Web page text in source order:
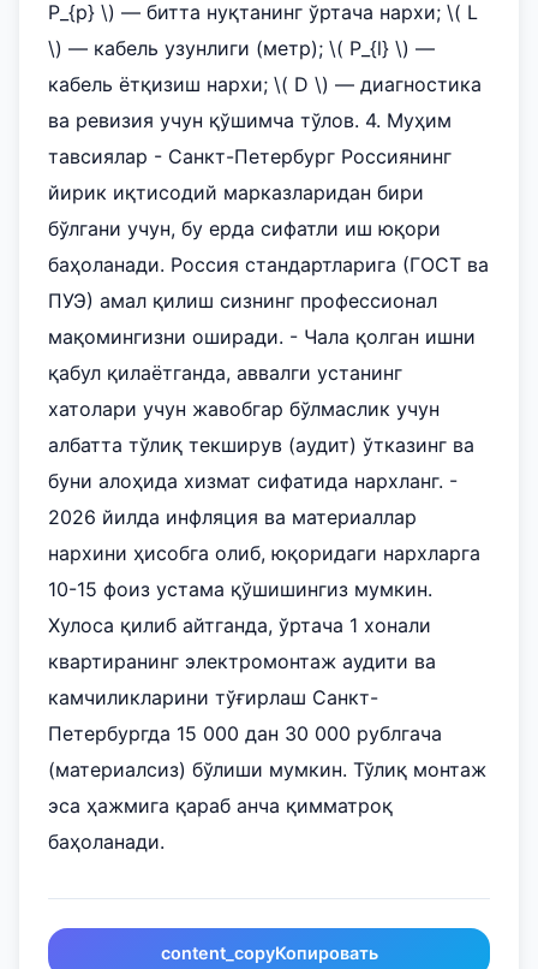
P_{p} \) — битта нуқтанинг ўртача нархи; \( L
\) — кабель узунлиги (метр); \( P_{l} \) —
кабель ётқизиш нархи; \( D \) — диагностика
ва ревизия учун қўшимча тўлов. 4. Муҳим
тавсиялар - Санкт-Петербург Россиянинг
йирик иқтисодий марказларидан бири
бўлгани учун, бу ерда сифатли иш юқори
баҳоланади. Россия стандартларига (ГОСТ ва
ПУЭ) амал қилиш сизнинг профессионал
мақомингизни оширади. - Чала қолган ишни
қабул қилаётганда, аввалги устанинг
хатолари учун жавобгар бўлмаслик учун
албатта тўлиқ текширув (аудит) ўтказинг ва
буни алоҳида хизмат сифатида нархланг. -
2026 йилда инфляция ва материаллар
нархини ҳисобга олиб, юқоридаги нархларга
10-15 фоиз устама қўшишингиз мумкин.
Хулоса қилиб айтганда, ўртача 1 хонали
квартиранинг электромонтаж аудити ва
камчиликларини тўғирлаш Санкт-
Петербургда 15 000 дан 30 000 рублгача
(материалсиз) бўлиши мумкин. Тўлиқ монтаж
эса ҳажмига қараб анча қимматроқ
баҳоланади.
content_copyКопировать